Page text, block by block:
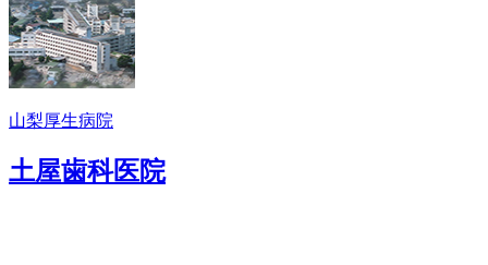
山梨厚生病院
土屋歯科医院